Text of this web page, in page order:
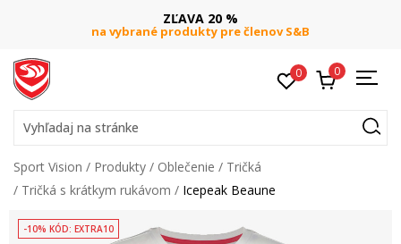
ZĽAVA 20 %
na vybrané produkty pre členov S&B
0 0
Vyhľadaj na stránke
Sport Vision Produkty Oblečenie
Tričká
Tričká s krátkym rukávom
Icepeak Beaune
-10% KÓD: EXTRA10